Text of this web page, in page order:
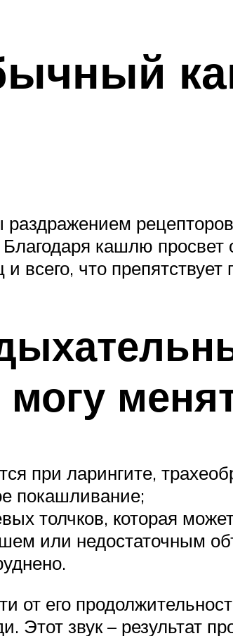
кашлю просвет
всего, что
при ларингите,
покашливание;
толчков, которая
или недостаточным
от его
звук – результат